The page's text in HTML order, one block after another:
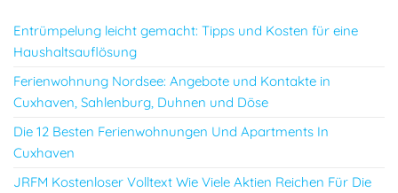
Entrümpelung leicht gemacht: Tipps und Kosten für eine
Haushaltsauflösung
Ferienwohnung Nordsee: Angebote und Kontakte in
Cuxhaven, Sahlenburg, Duhnen und Döse
Die 12 Besten Ferienwohnungen Und Apartments In
Cuxhaven
JRFM Kostenloser Volltext Wie Viele Aktien Reichen Für Die